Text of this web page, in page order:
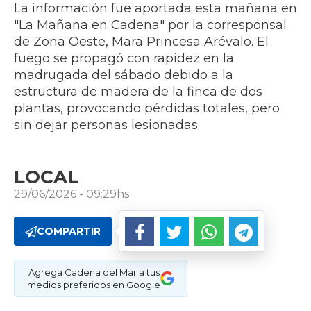
La información fue aportada esta mañana en
"La Mañana en Cadena" por la corresponsal
de Zona Oeste, Mara Princesa Arévalo. El
fuego se propagó con rapidez en la
madrugada del sábado debido a la
estructura de madera de la finca de dos
plantas, provocando pérdidas totales, pero
sin dejar personas lesionadas.
LOCAL
29/06/2026 - 09:29hs
COMPARTIR
Agrega Cadena del Mar a tus
medios preferidos en Google